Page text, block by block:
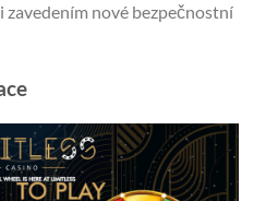
zavedením nové bezpečnostní